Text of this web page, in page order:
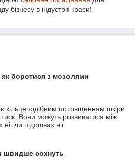
бізнесу в індустрії краси!
як боротися з мозолями
кільцеподібним потовщенням шкіри
тиск. Вони можуть розвиватися між
чи підошвах ніг.
швидше сохнуть